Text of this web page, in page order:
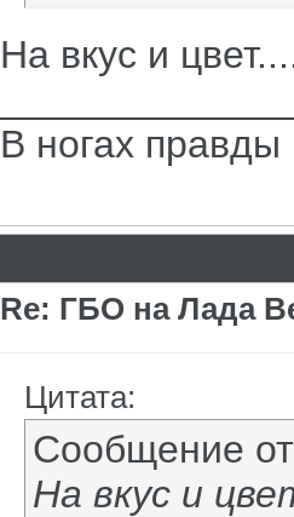
На вкус и
В ногах правды
Re: ГБО на Лада
Цитата:
Сообщение
На вкус и